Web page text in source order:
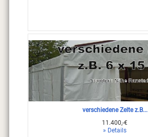
verschiedene Zelte z.B...
11.400,-€
» Details